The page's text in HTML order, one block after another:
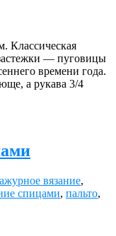
Классическая
— пуговицы
времени года.
а рукава 3/4
ажурное вязание,
спицами, пальто,